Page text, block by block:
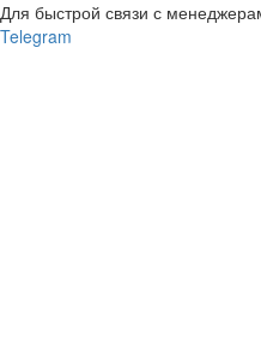
Для быстрой связи с
Telegram